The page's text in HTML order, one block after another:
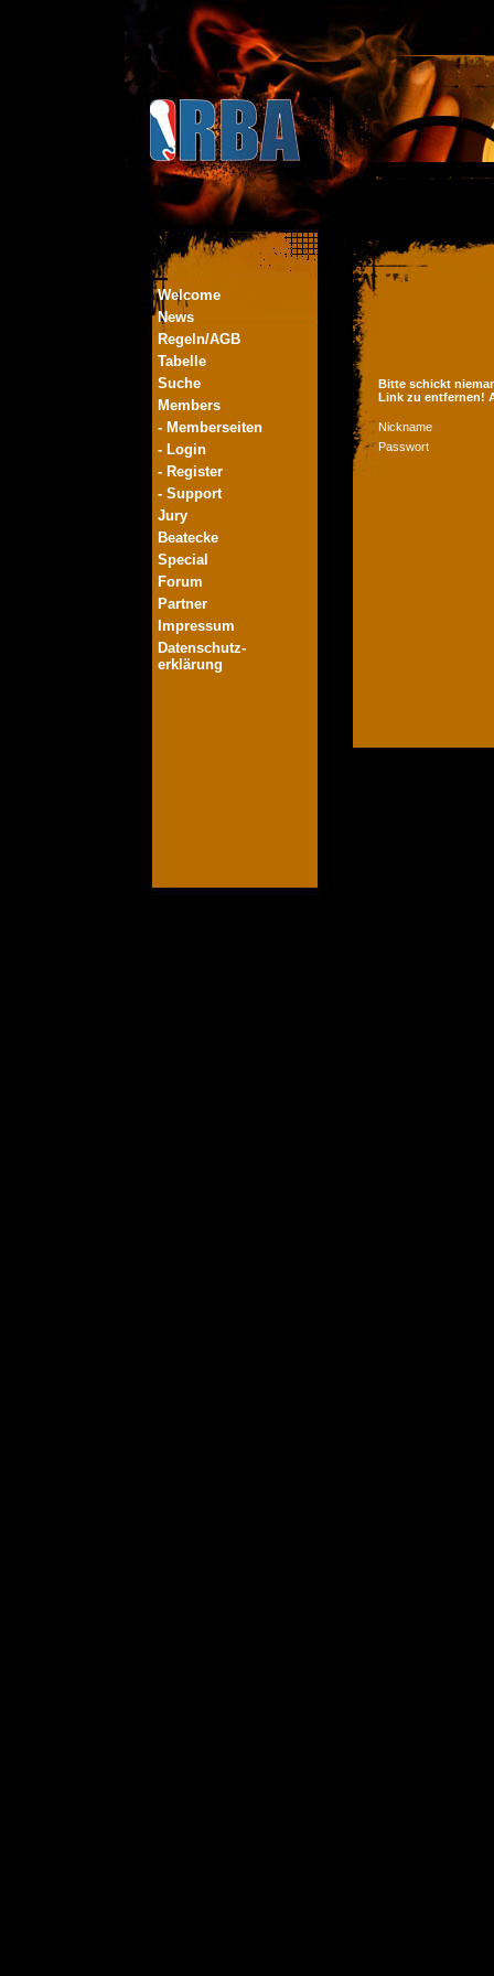
Welcome
News
Regeln/AGB
Tabelle
Suche
Members
- Memberseiten
- Login
- Register
- Support
Jury
Beatecke
Special
Forum
Partner
Impressum
Datenschutz-
erklärung
Bitte schickt
Link zu entfernen!
Nickname
Passwort